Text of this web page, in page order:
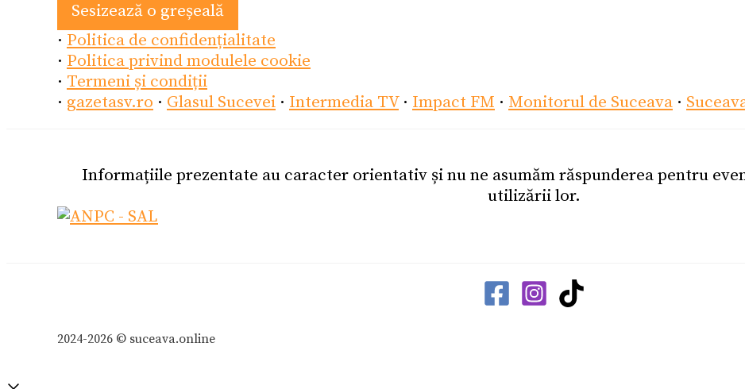
Sesizează o greșeală
· Politica de confidențialitate
· Politica privind modulele cookie
· Termeni și condiții
· gazetasv.ro · Glasul Sucevei · Intermedia TV· Impact FM · Monitorul de Suceava ·
Informațiile prezentate au caracter orientativ și nu ne asumăm răspunderea pentru
utilizării lor.
2024-2026 © suceava.online